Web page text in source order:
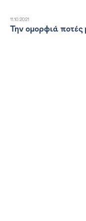
11.10.2021
Την ομορφιά